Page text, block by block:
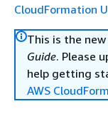
CloudFormation
This is the new
Guide. Please
help getting
AWS